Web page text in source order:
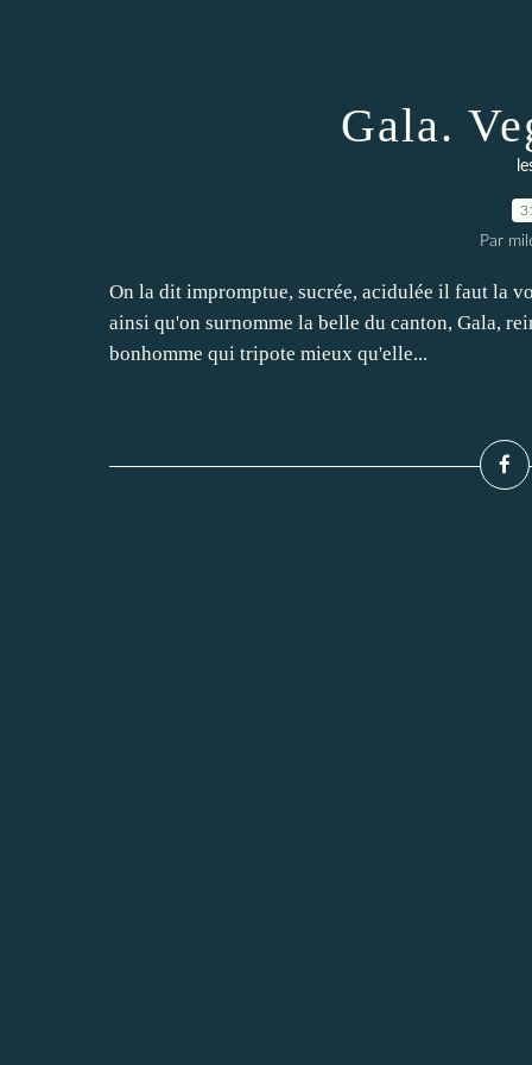
Gala.
Par
On la dit impromptue, sucrée, acidulée il faut la
ainsi qu'on surnomme la belle du canton, Gala,
bonhomme qui tripote mieux qu'elle...